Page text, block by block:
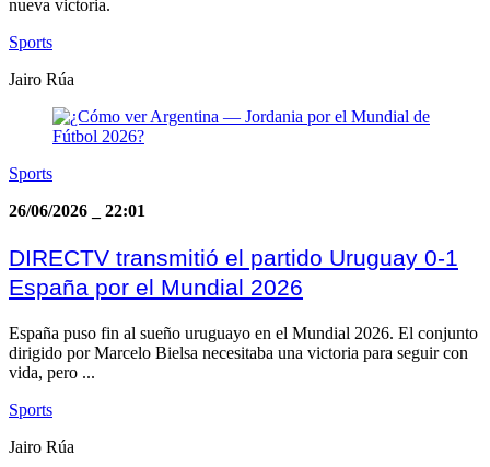
nueva victoria.
Sports
Jairo Rúa
Sports
26/06/2026
22:01
DIRECTV transmitió el partido Uruguay 0-1
España por el Mundial 2026
España puso fin al sueño uruguayo en el Mundial 2026. El conjunto
dirigido por Marcelo Bielsa necesitaba una victoria para seguir con
vida, pero ...
Sports
Jairo Rúa